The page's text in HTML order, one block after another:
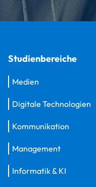
Studienbereiche
Medien
Digitale Technologien
Kommunikation
Management
Informatik & KI